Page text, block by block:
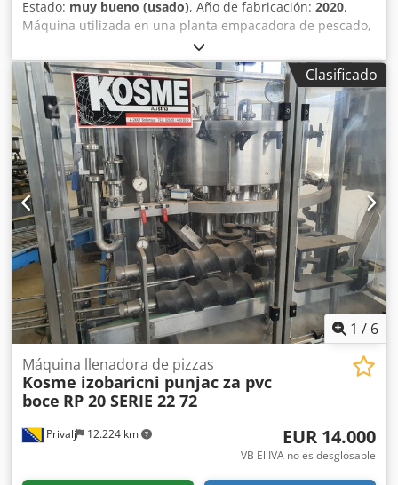
Estado: muy bueno (usado), Año de fabricación: 2020,
Máquina utilizada en una planta empacadora de pescado,
utilizada para lavar calamares. Codpfov T Rlljx Aiiorf En
buen estado como nuevo
Clasificado
1 / 6
Privalj 12.224 km
Máquina llenadora de pizzas
Kosme izobaricni punjac za pvc
boce RP 20 SERIE 22 72
EUR 14.000
VB El IVA no es desglosable